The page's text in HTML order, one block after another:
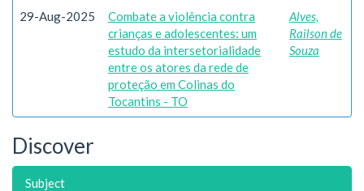
29-Aug-2025
Combate a violência contra
crianças e adolescentes: um
estudo da intersetorialidade
entre os atores da rede de
proteção em Colinas do
Tocantins - TO
Alves,
Railson de
Souza
Discover
Subject